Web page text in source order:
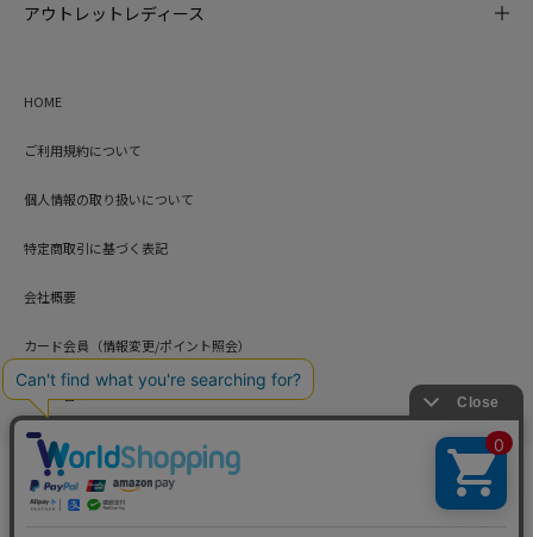
アウトレットレディース
HOME
ご利用規約について
個人情報の取り扱いについて
特定商取引に基づく表記
会社概要
カード会員（情報変更/ポイント照会）